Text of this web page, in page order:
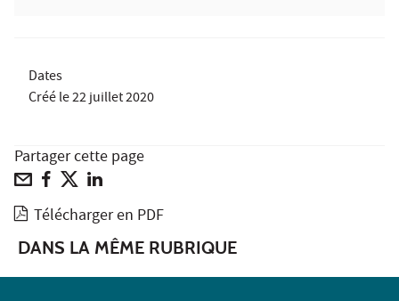
Dates
Créé le22 juillet 2020
Partager cette page
Télécharger en PDF
DANS LA MÊME RUBRIQUE